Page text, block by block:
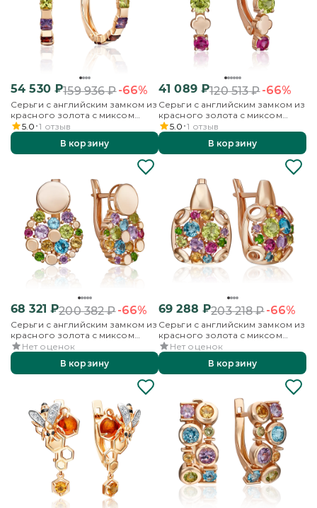
54 530₽159 936₽-66%
Серьги с английским замком из
красного золота с миксом
камней
5.0 1 отзыв
В корзину
41 089₽120 513₽-66%
Серьги с английским замком из
красного золота с миксом
камней
5.0 1 отзыв
В корзину
68 321 ₽200 382₽-66%
Серьги с английским замком из
красного золота с миксом
камней
Нет оценок
В корзину
69 288 ₽203 218₽-66%
Серьги с английским замком из
красного золота с миксом
камней
Нет оценок
В корзину